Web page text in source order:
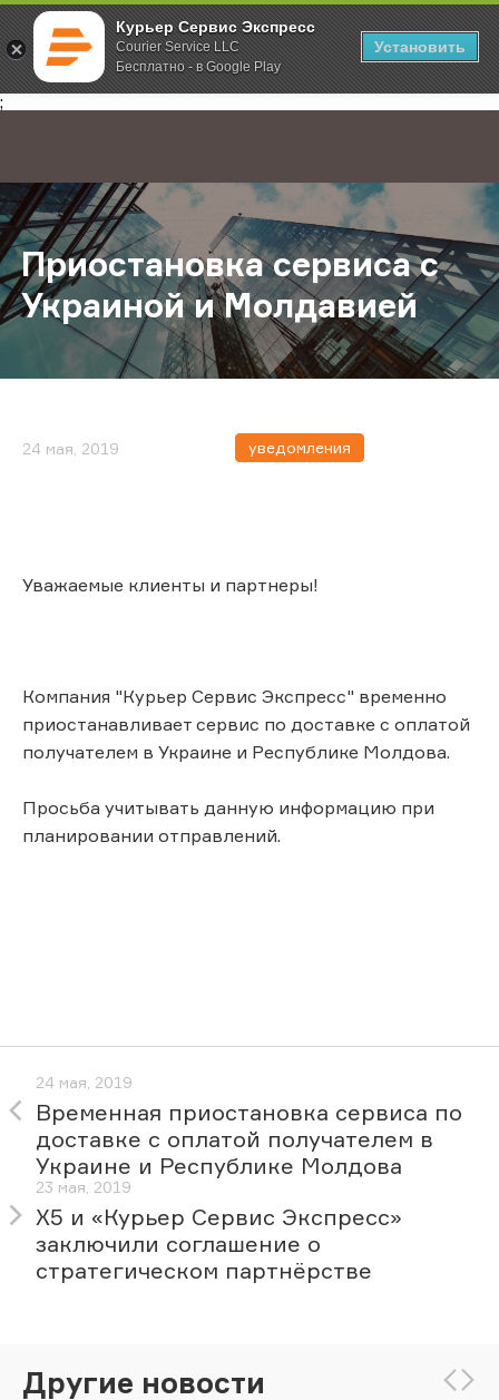
Курьер Сервис Экспресс
Courier Service LLC
Бесплатно - в Google Play
Установить
;
Главная О компании Новости Приостановка сервиса c
Приостановка сервиса c
Украиной и Молдавией
24 мая, 2019 уведомления
Уважаемые клиенты и партнеры!
Компания "Курьер Сервис Экспресс" временно
приостанавливает сервис по доставке с оплатой
получателем в Украине и Республике Молдова.
Просьба учитывать данную информацию при
планировании отправлений.
24 мая, 2019
Временная приостановка сервиса по
доставке с оплатой получателем в
Украине и Республике Молдова
23 мая, 2019
X5 и «Курьер Сервис Экспресс»
заключили соглашение о
стратегическом партнёрстве
Другие новости